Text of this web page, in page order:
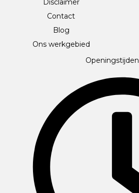
Disclaimer
Contact
Blog
Ons werkgebied
Openingstijden